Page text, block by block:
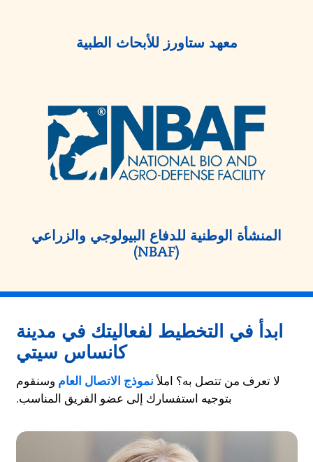
معهد ستاورز للأبحاث الطبية
المنشأة الوطنية للدفاع البيولوجي والزراعي
(NBAF)
ابدأ في التخطيط لفعاليتك في مدينة
كانساس سيتي
لا تعرف من تتصل به؟ املأنموذج الاتصال العام وسنقوم
بتوجيه استفسارك إلى عضو الفريق المناسب.